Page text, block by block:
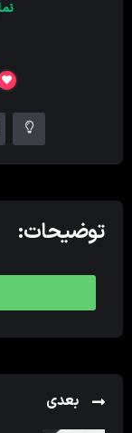
توضیحات:
بعدی